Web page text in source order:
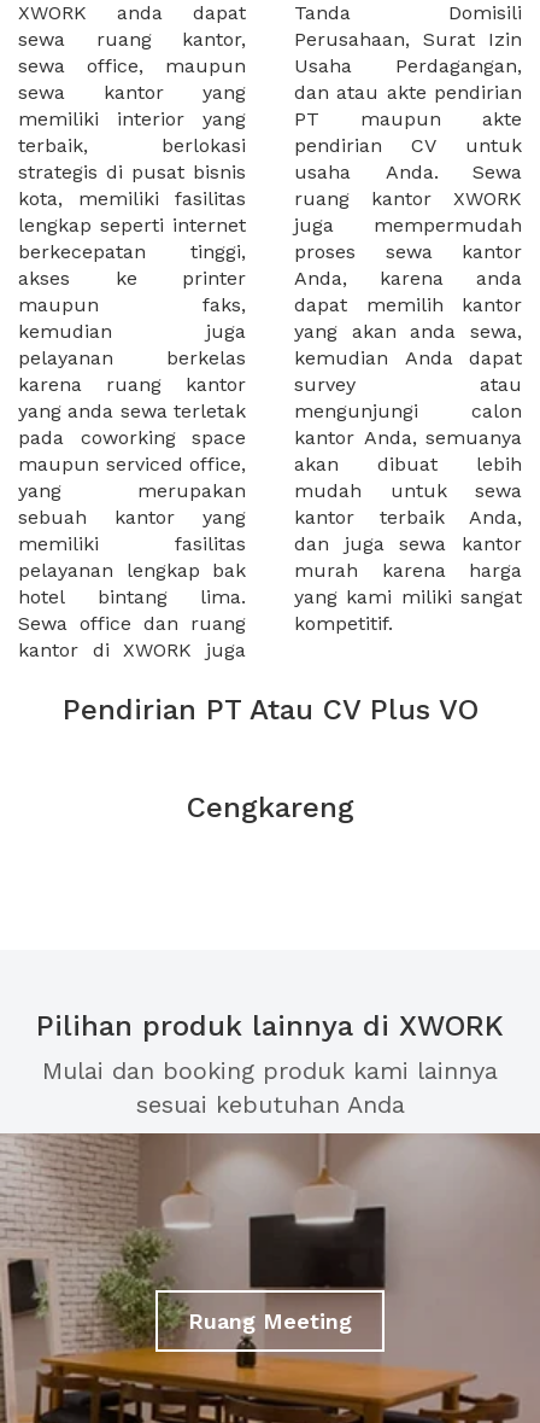
XWORK anda dapat
sewa ruang kantor,
sewa office, maupun
sewa kantor yang
memiliki interior yang
terbaik, berlokasi
strategis di pusat bisnis
kota, memiliki fasilitas
lengkap seperti internet
berkecepatan tinggi,
akses ke printer
maupun faks,
kemudian juga
pelayanan berkelas
karena ruang kantor
yang anda sewa terletak
pada coworking space
maupun serviced office,
yang merupakan
sebuah kantor yang
memiliki fasilitas
pelayanan lengkap bak
hotel bintang lima.
Sewa office dan ruang
kantor di XWORK juga
Tanda Domisili
Perusahaan, Surat Izin
Usaha Perdagangan,
dan atau akte pendirian
PT maupun akte
pendirian CV untuk
usaha Anda. Sewa
ruang kantor XWORK
juga mempermudah
proses sewa kantor
Anda, karena anda
dapat memilih kantor
yang akan anda sewa,
kemudian Anda dapat
survey atau
mengunjungi calon
kantor Anda, semuanya
akan dibuat lebih
mudah untuk sewa
kantor terbaik Anda,
dan juga sewa kantor
murah karena harga
yang kami miliki sangat
kompetitif.
Pendirian PT Atau CV Plus VO
Cengkareng
Pilihan produk lainnya di XWORK
Mulai dan booking produk kami lainnya
sesuai kebutuhan Anda
Ruang Meeting